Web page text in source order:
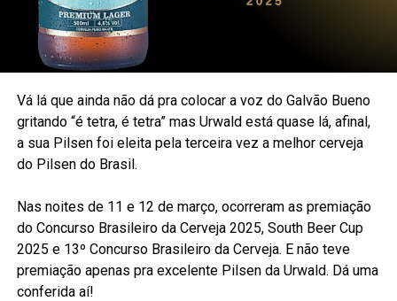
Vá lá que ainda não dá pra colocar a voz do Galvão Bueno
gritando “é tetra, é tetra” mas Urwald está quase lá, afinal,
a sua Pilsen foi eleita pela terceira vez a melhor cerveja
do Pilsen do Brasil.
Nas noites de 11 e 12 de março, ocorreram as premiação
do Concurso Brasileiro da Cerveja 2025, South Beer Cup
2025 e 13º Concurso Brasileiro da Cerveja. E não teve
premiação apenas pra excelente Pilsen da Urwald. Dá uma
conferida aí!